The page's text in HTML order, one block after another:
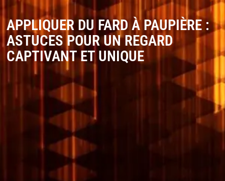
APPLIQUER DU FARD À PAUPIÈRE :
ASTUCES POUR UN REGARD
CAPTIVANT ET UNIQUE